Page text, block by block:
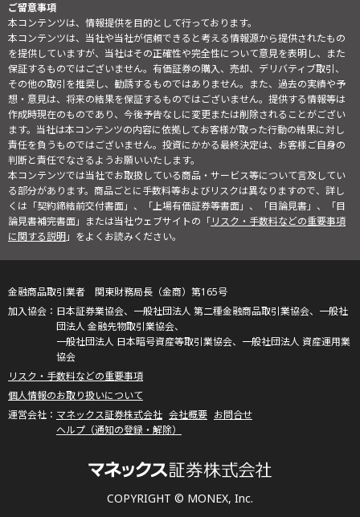
ご留意事項
本コンテンツは、情報提供を目的として行っております。
本コンテンツは、当社や当社が信頼できると考える情報源から提供されたもの
を提供していますが、当社はその正確性や完全性について意見を表明し、また
保証するものではございません。有価証券の購入、売却、デリバティブ取引、
その他の取引を推奨し、勧誘するものではありません。また、過去の実績や予
想・意見は、将来の結果を保証するものではございません。提供する情報等は
作成時現在のものであり、今後予告なしに変更または削除されることがござい
ます。当社は本コンテンツの内容に依拠してお客様が取った行動の結果に対し
責任を負うものではございません。投資にかかる最終決定は、お客様ご自身の
判断と責任でなさるようお願いいたします。
本コンテンツでは当社でお取扱している商品・サービス等について言及してい
る部分があります。商品ごとに手数料等およびリスクは異なりますので、詳し
くは「契約締結前交付書面」、「上場有価証券等書面」、「目論見書」、「目
論見書補完書面」または当社ウェブサイトの「リスク・手数料などの重要事項
に関する説明」をよくお読みください。
COPYRIGHT © MONEX, Inc.
金融商品取引業者 関東財務局長（金商）第165号
日本証券業協会、一般社団法人 第二種金融商品取引業協会、一般社
団法人 金融先物取引業協会、
一般社団法人 日本暗号資産等取引業協会、一般社団法人 資産運用業
協会
リスク・手数料などの重要事項
個人情報のお取り扱いについて
マネックス証券株式会社 会社概要 お問合せ
ヘルプ（通知の登録・解除）